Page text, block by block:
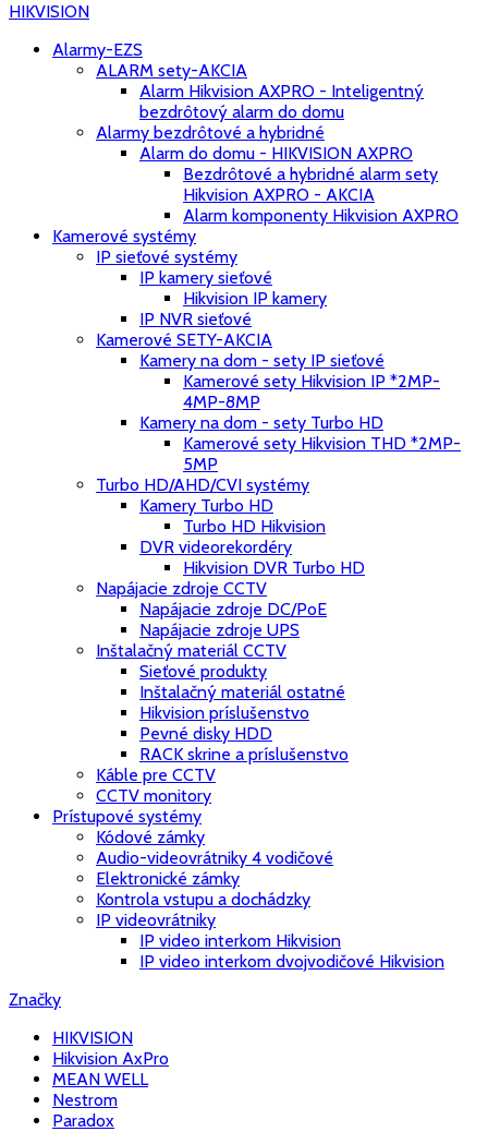
HIKVISION
Alarmy-EZS
ALARM sety-AKCIA
Alarm Hikvision AXPRO - Inteligentný
bezdrôtový alarm do domu
Alarmy bezdrôtové a hybridné
Alarm do domu - HIKVISION AXPRO
Bezdrôtové a hybridné alarm sety
Hikvision AXPRO - AKCIA
Alarm komponenty Hikvision AXPRO
Kamerové systémy
IP sieťové systémy
IP kamery sieťové
Hikvision IP kamery
IP NVR sieťové
Kamerové SETY-AKCIA
Kamery na dom - sety IP sieťové
Kamerové sety Hikvision IP *2MP-
4MP-8MP
Kamery na dom - sety Turbo HD
Kamerové sety Hikvision THD *2MP-
5MP
Turbo HD/AHD/CVI systémy
Kamery Turbo HD
Turbo HD Hikvision
DVR videorekordéry
Hikvision DVR Turbo HD
Napájacie zdroje CCTV
Napájacie zdroje DC/PoE
Napájacie zdroje UPS
Inštalačný materiál CCTV
Sieťové produkty
Inštalačný materiál ostatné
Hikvision príslušenstvo
Pevné disky HDD
RACK skrine a príslušenstvo
Káble pre CCTV
CCTV monitory
Prístupové systémy
Kódové zámky
Audio-videovrátniky 4 vodičové
Elektronické zámky
Kontrola vstupu a dochádzky
IP videovrátniky
IP video interkom Hikvision
IP video interkom dvojvodičové Hikvision
Značky
HIKVISION
Hikvision AxPro
MEAN WELL
Nestrom
Paradox